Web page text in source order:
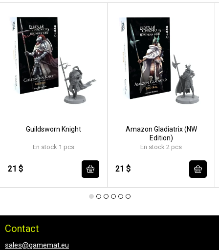
Guildsworn Knight
En stock 1 pcs
21 $
Amazon Gladiatrix (NW
Edition)
En stock 2 pcs
21 $
Contact
sales@gamemat.eu